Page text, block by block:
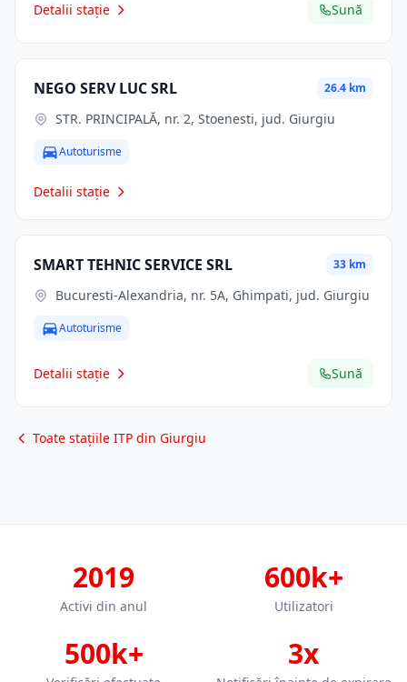
Detalii stație Sună
NEGO SERV LUC SRL 26.4 km
STR. PRINCIPALĂ, nr. 2, Stoenesti, jud. Giurgiu
Autoturisme
Detalii stație
SMART TEHNIC SERVICE SRL 33 km
Bucuresti-Alexandria, nr. 5A, Ghimpati, jud. Giurgiu
Autoturisme
Detalii stație Sună
Toate stațiile ITP din Giurgiu
2019
Activi din anul
600k+
Utilizatori
500k+ 3x